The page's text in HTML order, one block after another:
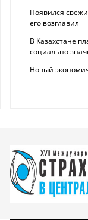
Появился
его возглавил
В Казахстане
социально
Новый